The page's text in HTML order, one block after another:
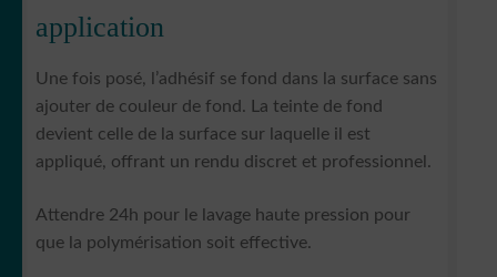
application
Une fois posé, l’adhésif se fond dans la surface sans
ajouter de couleur de fond. La teinte de fond
devient celle de la surface sur laquelle il est
appliqué, offrant un rendu discret et professionnel.
Attendre 24h pour le lavage haute pression pour
que la polymérisation soit effective.